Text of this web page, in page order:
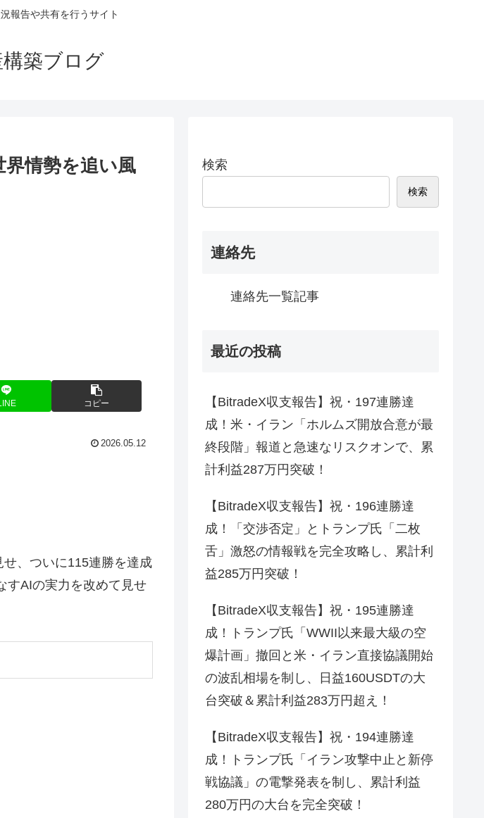
報告や共有を行うサイト
築ブログ
界情勢を追い風
コピー
2026.05.12
、ついに115連勝を達成
すAIの実力を改めて見せ
検索
検索
連絡先
連絡先一覧記事
最近の投稿
【BitradeX収支報告】祝・197連勝達
成！米・イラン「ホルムズ開放合意が最
終段階」報道と急速なリスクオンで、累
計利益287万円突破！
【BitradeX収支報告】祝・196連勝達
成！「交渉否定」とトランプ氏「二枚
舌」激怒の情報戦を完全攻略し、累計利
益285万円突破！
【BitradeX収支報告】祝・195連勝達
成！トランプ氏「WWII以来最大級の空
爆計画」撤回と米・イラン直接協議開始
の波乱相場を制し、日益160USDTの大
台突破＆累計利益283万円超え！
【BitradeX収支報告】祝・194連勝達
成！トランプ氏「イラン攻撃中止と新停
戦協議」の電撃発表を制し、累計利益
280万円の大台を完全突破！